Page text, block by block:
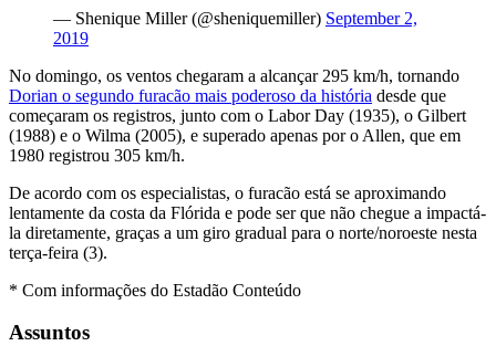
— Shenique Miller (@sheniquemiller) September 2,
2019
No domingo, os ventos chegaram a alcançar 295 km/h, tornando
Dorian o segundo furacão mais poderoso da história desde que
começaram os registros, junto com o Labor Day (1935), o Gilbert
(1988) e o Wilma (2005), e superado apenas por o Allen, que em
1980 registrou 305 km/h.
De acordo com os especialistas, o furacão está se aproximando
lentamente da costa da Flórida e pode ser que não chegue a impactá-
la diretamente, graças a um giro gradual para o norte/noroeste nesta
terça-feira (3).
* Com informações do Estadão Conteúdo
Assuntos